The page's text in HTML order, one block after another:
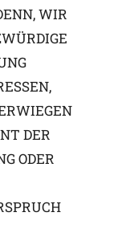
WIR
DER
ODER